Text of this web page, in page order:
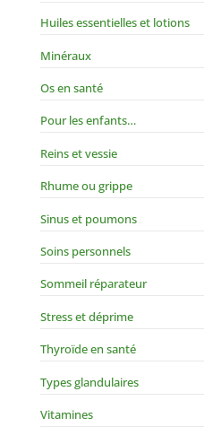
Huiles essentielles et lotions
Minéraux
Os en santé
Pour les enfants…
Reins et vessie
Rhume ou grippe
Sinus et poumons
Soins personnels
Sommeil réparateur
Stress et déprime
Thyroïde en santé
Types glandulaires
Vitamines